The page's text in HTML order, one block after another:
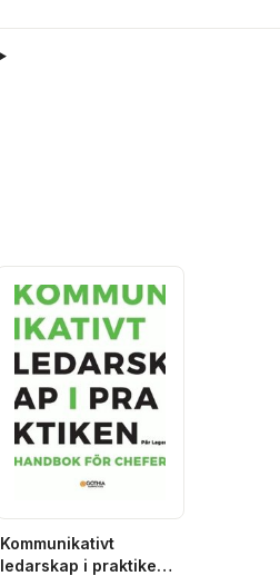
Kommunikativt
ledarskap i praktiken :